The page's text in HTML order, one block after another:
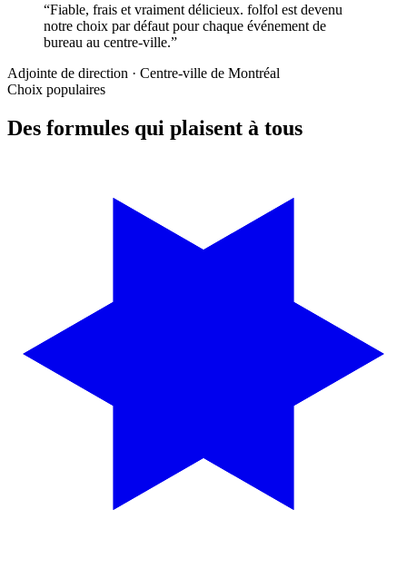
“Fiable, frais et vraiment délicieux. folfol est devenu
notre choix par défaut pour chaque événement de
bureau au centre-ville.”
Adjointe de direction · Centre-ville de Montréal
Choix populaires
Des formules qui plaisent à tous